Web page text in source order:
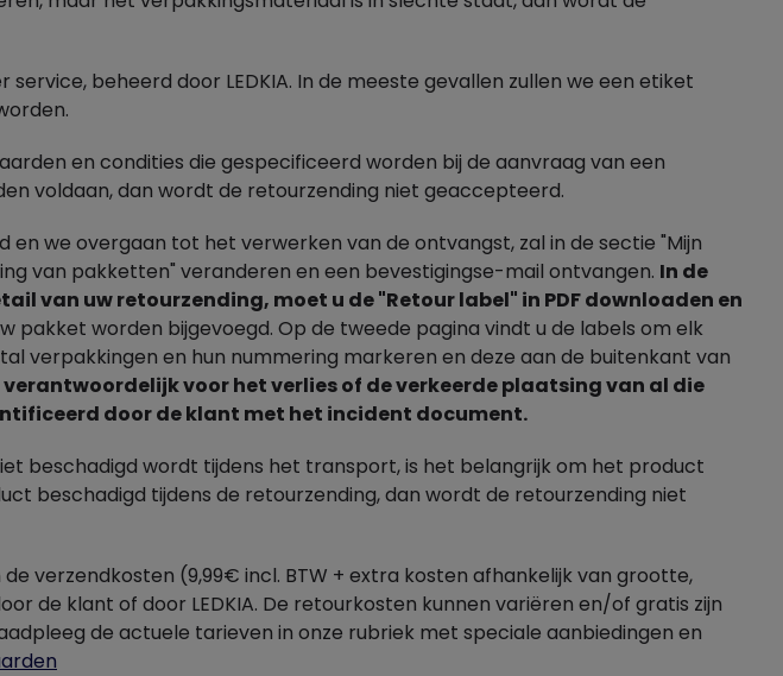
beheerd door LEDKIA. In de meeste gevallen zullen we een etiket
en condities die gespecificeerd worden bij de aanvraag van een
voldaan, dan wordt de retourzending niet geaccepteerd.
we overgaan tot het verwerken van de ontvangst, zal in de sectie "Mijn
van pakketten" veranderen en een bevestigingse-mail ontvangen. In de
van uw retourzending, moet u de "Retour label" in PDF downloaden en
pakket worden bijgevoegd. Op de tweede pagina vindt u de labels om elk
verpakkingen en hun nummering markeren en deze aan de buitenkant van
verantwoordelijk voor het verlies of de verkeerde plaatsing van al die
door de klant met het incident document.
beschadigd wordt tijdens het transport, is het belangrijk om het product
beschadigd tijdens de retourzending, dan wordt de retourzending niet
verzendkosten (9,99€ incl. BTW + extra kosten afhankelijk van grootte,
de klant of door LEDKIA. De retourkosten kunnen variëren en/of gratis zijn
de actuele tarieven in onze rubriek met speciale aanbiedingen en